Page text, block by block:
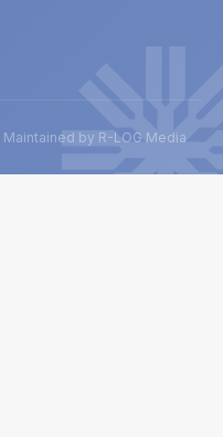
Maintained by R-LOG Media